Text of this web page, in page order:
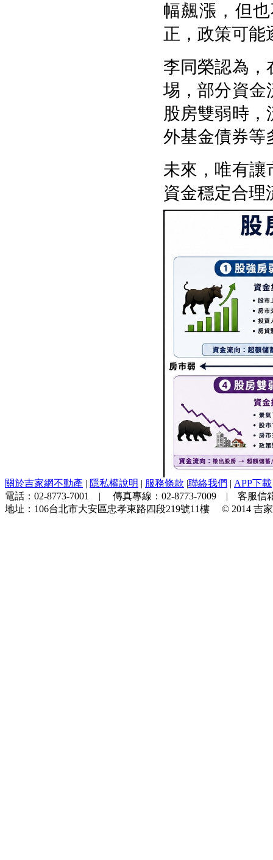
幅飆漲，但
正，政策可能
李同榮認為，
埸，部分資金
股房雙弱時
外基金債券等
未來，唯有讓
資金穩定合理
關於吉家網不動產 | 隱私權說明 | 服務條款 |聯絡我們 | APP下載
電話： 02-8773-7001 | 傳真專線： 02-8773-7009 | 客服信
地址： 106台北市大安區忠孝東路四段219號11樓 © 2014 吉